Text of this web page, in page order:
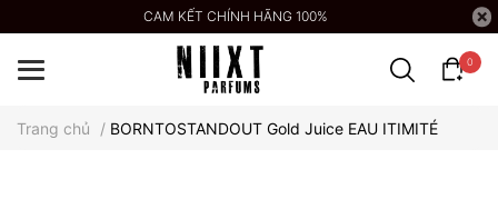
CAM KẾT CHÍNH HÃNG 100%
0
Trang chủ / BORNTOSTANDOUT Gold Juice EAU ITIMITÉ